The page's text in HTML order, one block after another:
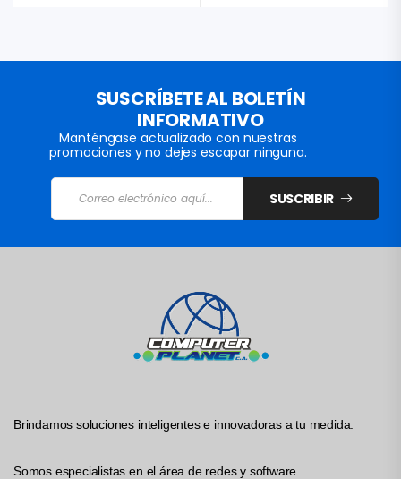
SUSCRÍBETE AL BOLETÍN
INFORMATIVO
Manténgase actualizado con nuestras
promociones y no dejes escapar ninguna.
SUSCRIBIR
Brindamos soluciones inteligentes e innovadoras a tu medida.
Somos especialistas en el área de redes y software